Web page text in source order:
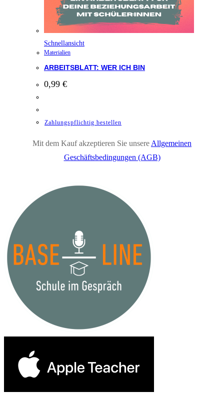
Schnellansicht
Materialien
ARBEITSBLATT: WER ICH BIN
0,99 €
Zahlungspflichtig bestellen
Mit dem Kauf akzeptieren Sie unsere Allgemeinen
Geschäftsbedingungen (AGB)